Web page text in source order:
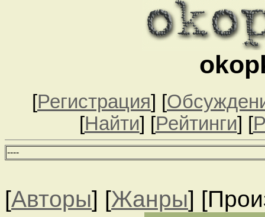
[Регистрация] [
[Найти] [Рейтинги] [
----
[Авторы] [Жанры]